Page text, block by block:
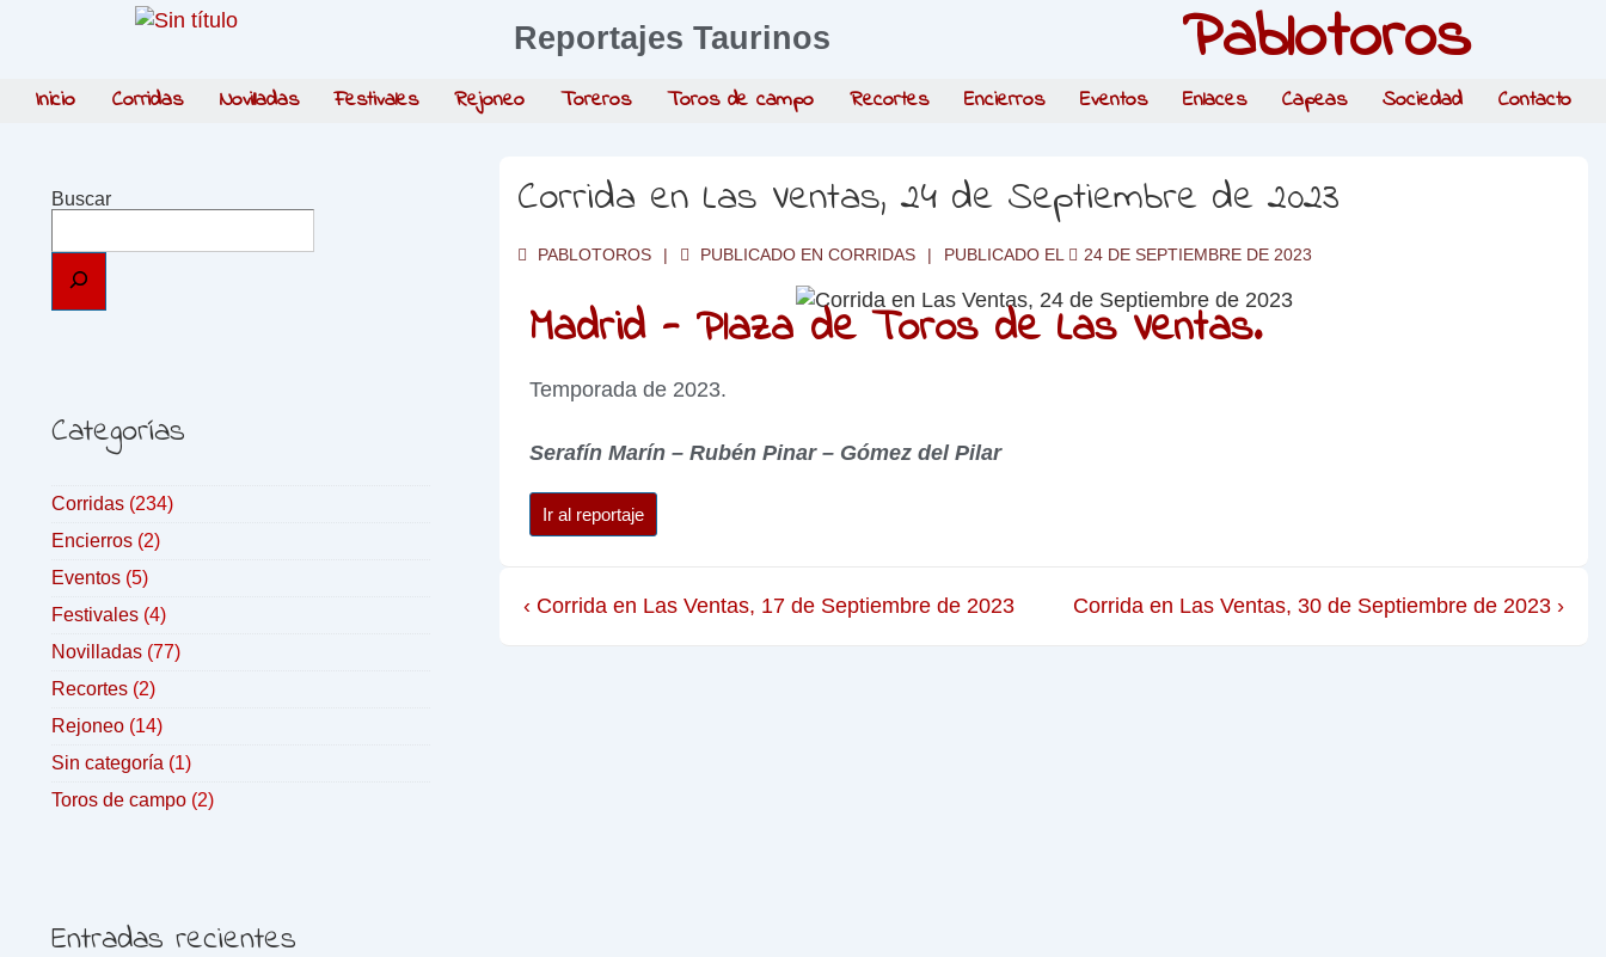
Reportajes Taurinos Pablotoros
Inicio Corridas Novilladas Festivales Rejoneo Toreros Toros de campo Recortes Encierros Eventos Enlaces Capeas Sociedad Contacto
Corrida en Las Ventas, 24 de Septiembre de 2023
PABLOTOROS PUBLICADO ENCORRIDAS PUBLICADO EL 24 DE SEPTIEMBRE DE 2023
Madrid - Plaza de Toros de Las Ventas.
Temporada de 2023.
Serafín Marín – Rubén Pinar – Gómez del Pilar
Ir al reportaje
‹ Corrida en Las Ventas, 17 de Septiembre de 2023 Corrida en Las Ventas, 30 de Septiembre de 2023 ›
Buscar
Categorías
Corridas (234)
Encierros (2)
Eventos (5)
Festivales (4)
Novilladas (77)
Recortes (2)
Rejoneo (14)
Sin categoría (1)
Toros de campo (2)
Entradas recientes